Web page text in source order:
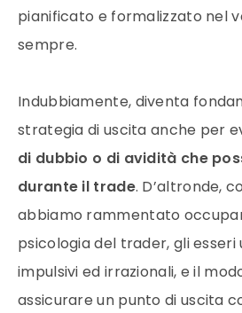
pianificato e formalizzato nel
sempre.
Indubbiamente, diventa
strategia di uscita anche per
di dubbio o di avidità che
durante il trade. D’altronde,
abbiamo rammentato
psicologia del trader, gli esseri
impulsivi ed irrazionali, e il
assicurare un punto di uscita